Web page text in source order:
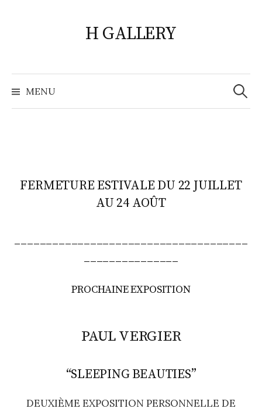
H GALLERY
MENU
Search
for:
FERMETURE ESTIVALE DU 22 JUILLET
AU 24 AOÛT
_____________________________________
_______________
PROCHAINE EXPOSITION
PAUL VERGIER
“SLEEPING BEAUTIES”
DEUXIÈME EXPOSITION PERSONNELLE DE